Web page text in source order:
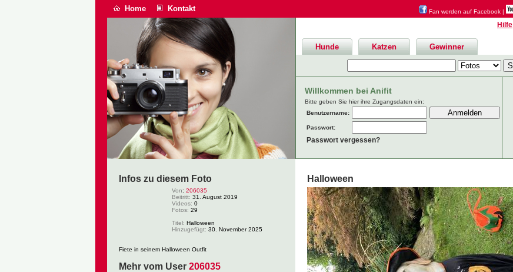
Home Kontakt Fan werden auf Facebook |
Hilfe
Hunde Katzen Gewinner
Willkommen bei Anifit
Bitte geben Sie hier ihre Zugangsdaten ein:
Benutzername:
Passwort:
Passwort vergessen?
Infos zu diesem Foto
Von: 206035
Beitritt: 31. August 2019
Videos: 0
Fotos: 29
Titel: Halloween
Hinzugefügt: 30. November 2025
Fiete in seinem Halloween Outfit
Mehr vom User 206035
Halloween